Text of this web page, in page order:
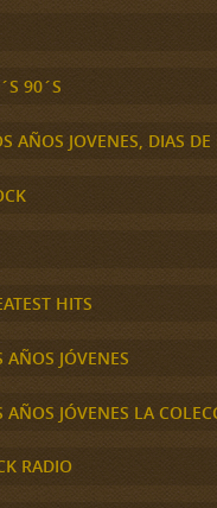
90´S
AÑOS JOVENES, DIAS DE
HITS
AÑOS JÓVENES
AÑOS JÓVENES LA
RADIO